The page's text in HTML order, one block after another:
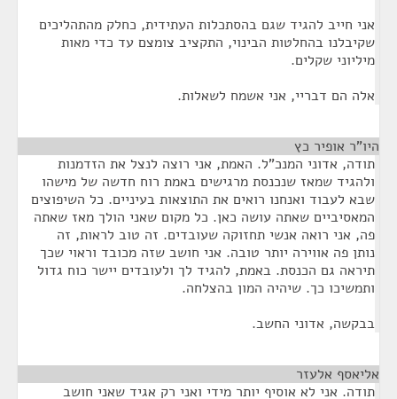
אני חייב להגיד שגם בהסתכלות העתידית, כחלק מהתהליכים
שקיבלנו בהחלטות הבינוי, התקציב צומצם עד כדי מאות
מיליוני שקלים.
אלה הם דבריי, אני אשמח לשאלות.
היו"ר אופיר כץ
תודה, אדוני המנכ"ל. האמת, אני רוצה לנצל את הזדמנות
ולהגיד שמאז שנכנסת מרגישים באמת רוח חדשה של מישהו
שבא לעבוד ואנחנו רואים את התוצאות בעיניים. כל השיפוצים
המאסיביים שאתה עושה כאן. כל מקום שאני הולך מאז שאתה
פה, אני רואה אנשי תחזוקה שעובדים. זה טוב לראות, זה
נותן פה אווירה יותר טובה. אני חושב שזה מכובד וראוי שכך
תיראה גם הכנסת. באמת, להגיד לך ולעובדים יישר כוח גדול
ותמשיכו כך. שיהיה המון בהצלחה.
בבקשה, אדוני החשב.
אליאסף אלעזר
תודה. אני לא אוסיף יותר מידי ואני רק אגיד שאני חושב